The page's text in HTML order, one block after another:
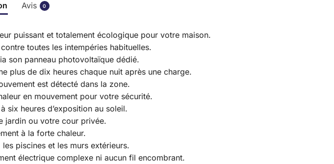
Avis 0
puissant et totalement écologique pour votre maison.
toutes les intempéries habituelles.
son panneau photovoltaïque dédié.
plus de dix heures chaque nuit après une charge.
est détecté dans la zone.
en mouvement pour votre sécurité.
six heures d’exposition au soleil.
jardin ou votre cour privée.
à la forte chaleur.
piscines et les murs extérieurs.
électrique complexe ni aucun fil encombrant.